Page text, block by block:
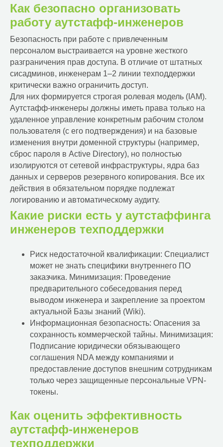
Как безопасно организовать
работу аутстафф-инженеров
Безопасность при работе с привлеченным
персоналом выстраивается на уровне жесткого
разграничения прав доступа. В отличие от штатных
сисадминов, инженерам 1–2 линии техподдержки
критически важно ограничить доступ.
Для них формируется строгая ролевая модель (IAM).
Аутстафф-инженеры должны иметь права только на
удаленное управление конкретным рабочим столом
пользователя (с его подтверждения) и на базовые
изменения внутри доменной структуры (например,
сброс пароля в Active Directory), но полностью
изолируются от сетевой инфраструктуры, ядра баз
данных и серверов резервного копирования. Все их
действия в обязательном порядке подлежат
логированию и автоматическому аудиту.
Какие риски есть у аутстаффинга
инженеров техподдержки
Риск недостаточной квалификации: Специалист
может не знать специфики внутреннего ПО
заказчика. Минимизация: Проведение
предварительного собеседования перед
выводом инженера и закрепление за проектом
актуальной Базы знаний (Wiki).
Информационная безопасность: Опасения за
сохранность коммерческой тайны. Минимизация:
Подписание юридически обязывающего
соглашения NDA между компаниями и
предоставление доступов внешним сотрудникам
только через защищенные персональные VPN-
токены.
Как оценить эффективность
аутстафф-инженеров
техподдержки
ИТ-аутсорсинг